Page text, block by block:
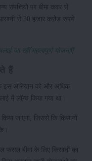
संपत्तियों पर बीमा कवर से
से 30 हजार करोड़ रुपये
जा रहीं महत्वपूर्ण योजनाऐं
इस अभियान को और अधिक
में लॉन्च किया गया था।
जाएगा, जिससे कि किसानों
फसल बीमा के लिए किसानों का